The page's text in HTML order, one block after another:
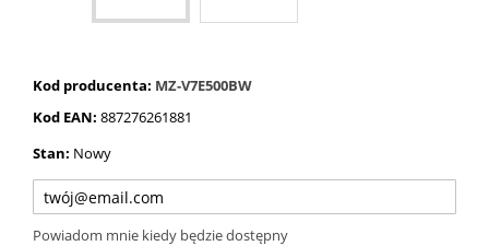
Kod producenta: MZ-V7E500BW
Kod EAN: 887276261881
Stan: Nowy
Powiadom mnie kiedy będzie dostępny